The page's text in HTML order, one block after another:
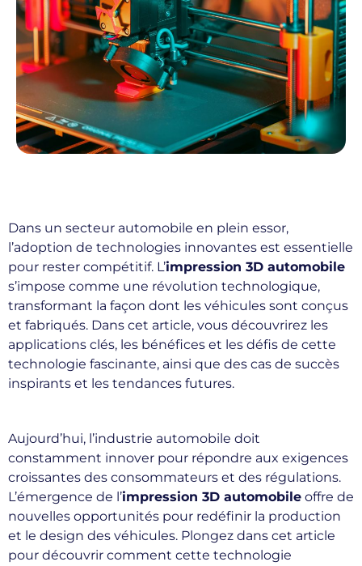
Dans un secteur automobile en plein essor,
l’adoption de technologies innovantes est essentielle
pour rester compétitif. L’impression 3D automobile
s’impose comme une révolution technologique,
transformant la façon dont les véhicules sont conçus
et fabriqués. Dans cet article, vous découvrirez les
applications clés, les bénéfices et les défis de cette
technologie fascinante, ainsi que des cas de succès
inspirants et les tendances futures.
Aujourd’hui, l’industrie automobile doit
constamment innover pour répondre aux exigences
croissantes des consommateurs et des régulations.
L’émergence de l’impression 3D automobile offre de
nouvelles opportunités pour redéfinir la production
et le design des véhicules. Plongez dans cet article
pour découvrir comment cette technologie